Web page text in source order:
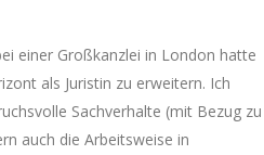
einer Großkanzlei in London hatte
als Juristin zu erweitern. Ich
Sachverhalte (mit Bezug zu
auch die Arbeitsweise in